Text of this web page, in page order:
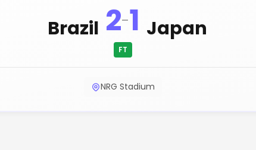
Brazil 2-1
FT
Japan
NRG Stadium